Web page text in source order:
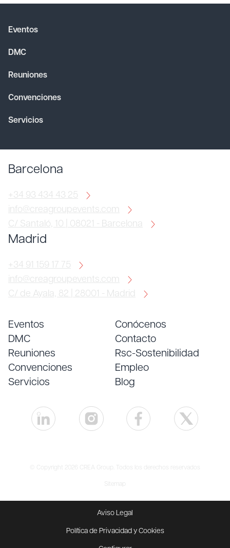
Eventos
DMC
Reuniones
Convenciones
Servicios
Barcelona
+34 93 434 43 25
info@creagroupevents.com
C/ Santaló, 10 | 08021 - Barcelona
Madrid
+34 91 159 17 75
info@creagroupevents.com
C/ de Ayala, 82 | 28001 - Madrid
Eventos
DMC
Reuniones
Convenciones
Servicios
Conócenos
Contacto
Rsc-Sostenibilidad
Empleo
Blog
© Copyright 2026 CREA Group. Todos los derechos reservados
Sitemap
Aviso Legal
Política de Privacidad y Cookies